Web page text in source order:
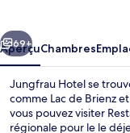
Suivant
69+
AperçuChambres
Jungfrau Hotel se
comme Lac de Brienz
vous pouvez visiter
régionale pour le le